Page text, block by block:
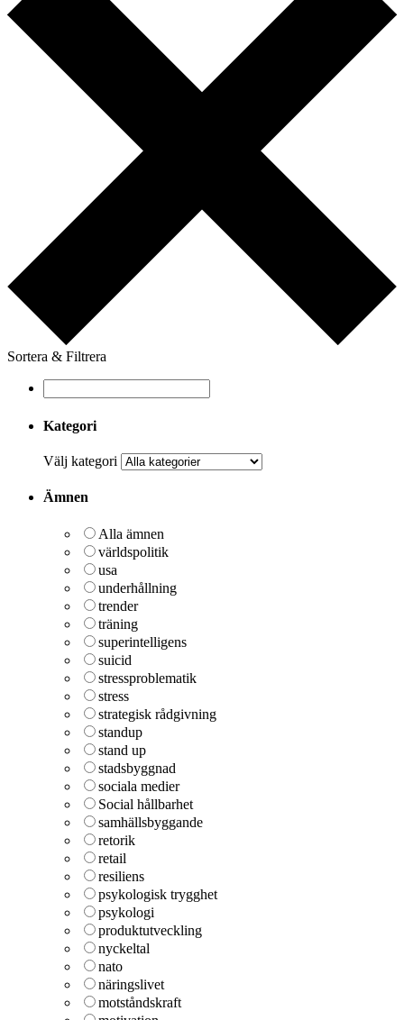
Sortera & Filtrera
Kategori
Välj kategori
Ämnen
Alla ämnen
världspolitik
usa
underhållning
trender
träning
superintelligens
suicid
stressproblematik
stress
strategisk rådgivning
standup
stand up
stadsbyggnad
sociala medier
Social hållbarhet
samhällsbyggande
retorik
retail
resiliens
psykologisk trygghet
psykologi
produktutveckling
nyckeltal
nato
näringslivet
motståndskraft